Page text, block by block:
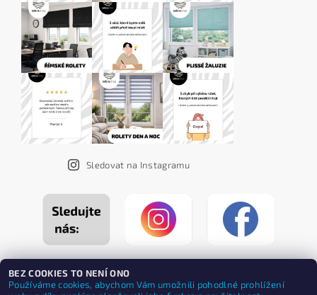
Sledovat na Instagramu
BEZ COOKIES TO NENÍ ONO
Používáme cookies, abychom Vám umožnili pohodlné prohlížení